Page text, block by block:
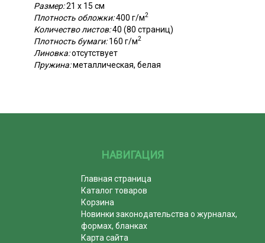
Размер:21 х 15 см
Плотность обложки:400 г/м2
Количество листов:40 (80 страниц)
Плотность бумаги:160 г/м2
Линовка:отсутствует
Пружина:металлическая, белая
НАВИГАЦИЯ
Главная страница
Каталог товаров
Корзина
Новинки законодательства о журналах,
формах, бланках
Карта сайта